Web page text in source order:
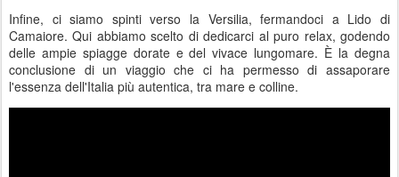
Infine, ci siamo spinti verso la Versilia, fermandoci a Lido di
Camaiore. Qui abbiamo scelto di dedicarci al puro relax, godendo
delle ampie spiagge dorate e del vivace lungomare. È la degna
conclusione di un viaggio che ci ha permesso di assaporare
l'essenza dell'Italia più autentica, tra mare e colline.